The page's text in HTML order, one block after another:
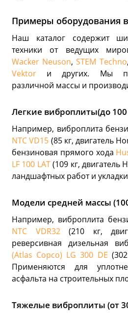
Примеры оборудования в
Наш каталог содержит
техники от ведущих
Wacker Neuson,STEM Techno,
Vektor и других. Мы
различной массы и
Легкие виброплиты(до 100
Например, виброплита
NTC VD15 (85 кг, двигатель
бензиновая прямого хода
LF 100 LAT(109 кг, двигатель
ландшафтных работ и
Модели средней массы
Например, виброплита
NTC VDR32(210 кг,
реверсивная дизельная
(Atlas Copco) LG 300 DE
Применяются для
асфальта на строительных
Тяжелые виброплиты (от